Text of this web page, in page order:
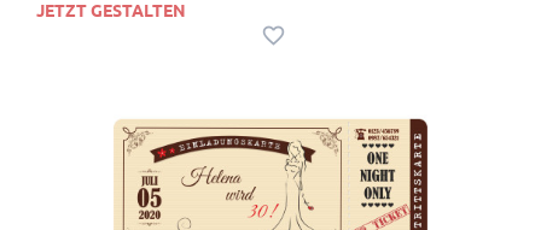
JETZT GESTALTEN